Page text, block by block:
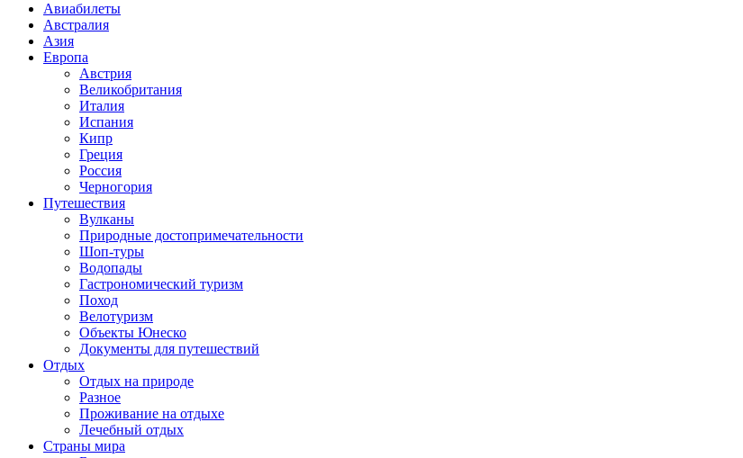
Авиабилеты
Австралия
Азия
Европа
Австрия
Великобритания
Италия
Испания
Кипр
Греция
Россия
Черногория
Путешествия
Вулканы
Природные достопримечательности
Шоп-туры
Водопады
Гастрономический туризм
Поход
Велотуризм
Объекты Юнеско
Документы для путешествий
Отдых
Отдых на природе
Разное
Проживание на отдыхе
Лечебный отдых
Страны мира